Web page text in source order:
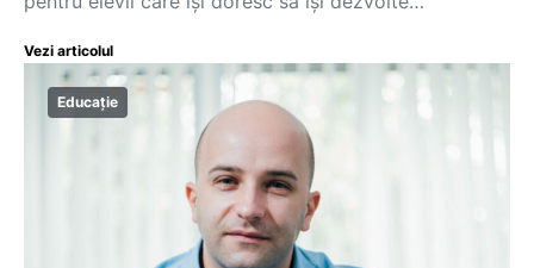
Vezi articolul
Educație